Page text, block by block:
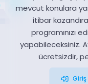
mevcut konulara
itibar
programınızı
yapabileceksiniz.
ücretsizdir,